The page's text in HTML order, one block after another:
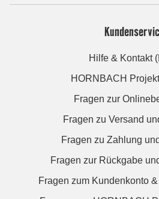
Hilfe & Kontakt
HORNBACH
Fragen zur
Fragen zu Versand
Fragen zu Zahlung
Fragen zur Rückgabe
Fragen zum Kundenkonto